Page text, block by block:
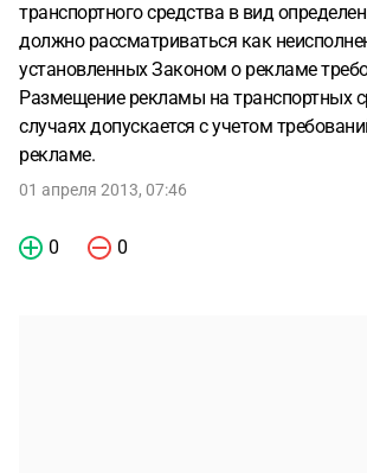
транспортного средства в вид
должно рассматриваться как
установленных Законом о рекламе
Размещение рекламы на транспортных
случаях допускается с учетом
рекламе.
01 апреля 2013, 07:46
0 0